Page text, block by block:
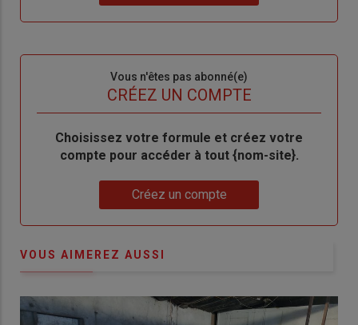
de
me
Vous n'êtes pas abonné(e)
CRÉEZ UN COMPTE
BodyChoisissez votre formule et créez votre
compte pour accéder à tout {nom-site}.
Créez un compte
VOUS AIMEREZ AUSSI